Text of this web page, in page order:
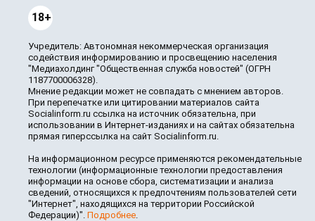
18+
Учредитель: Автономная некоммерческая организация
содействия информированию и просвещению населения
"Медиахолдинг "Общественная служба новостей" (ОГРН
1187700006328).
Мнение редакции может не совпадать с мнением авторов.
При перепечатке или цитировании материалов сайта
Socialinform.ru ссылка на источник обязательна, при
использовании в Интернет-изданиях и на сайтах обязательна
прямая гиперссылка на сайт Socialinform.ru.
На информационном ресурсе применяются рекомендательные
технологии (информационные технологии предоставления
информации на основе сбора, систематизации и анализа
сведений, относящихся к предпочтениям пользователей сети
"Интернет", находящихся на территории Российской
Федерации)". Подробнее